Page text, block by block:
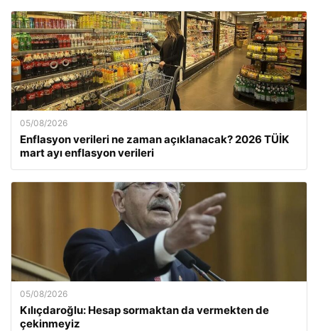
05/08/2026
Enflasyon verileri ne zaman açıklanacak? 2026 TÜİK
mart ayı enflasyon verileri
05/08/2026
Kılıçdaroğlu: Hesap sormaktan da vermekten de
çekinmeyiz